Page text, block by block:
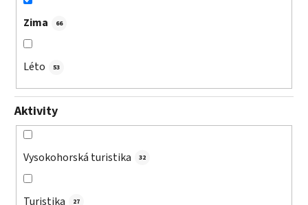
Zima 66
Léto 53
Aktivity
Vysokohorská turistika 32
Turistika 27